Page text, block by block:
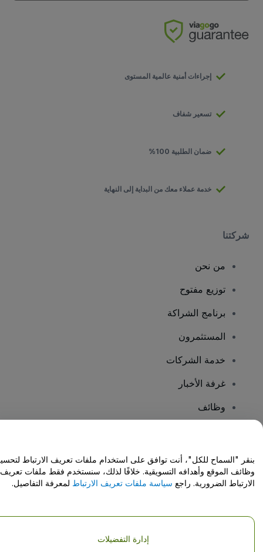
إجراءات أمنية عالمية المستوى
تسعير شفاف
ضمان الطلبية 100%
خدمة عملاء معك من البداية إلى النهاية
شركتنا
من نحن
توزيع مفتوح
برنامج الشراكة
المستثمرون
خدمة الشركات
غرفة الأخبار
وظائف
مركز المساعدة / اتصل بنا
حقوق النشر © شركة فياجوجو المحدودة 2026
تفاصيل الشركة
بنقر "السماح للكل"، أنت توافق على استخدام ملفات تعريف الارتباط
وظائف الموقع وأهدافه التسويقية. خلافًا لذلك، سنستخدم فقط ملفات تعريف
الارتباط الضرورية. راجع سياسة ملفات تعريف الارتباط لمعرفة التفاصيل.
إدارة التفضيلات